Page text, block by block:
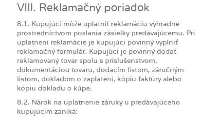
VIII. Reklamačný poriadok
8.1. Kupujúci môže uplatniť reklamáciu výhradne
prostredníctvom poslania zásielky predávajúcemu. Pri
uplatnení reklamácie je kupujúci povinný vyplniť
reklamačný formulár. Kupujúci je povinný dodať
reklamovaný tovar spolu s príslušenstvom,
dokumentáciou tovaru, dodacím listom, záručným
listom, dokladom o zaplatení, kópiu faktúry alebo
kópiu dokladu o kúpe.
8.2. Nárok na uplatnenie záruky u predávajúceho
kupujúcim zaniká: